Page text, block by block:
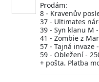
Prodám:
8 - Kravenův
37 - Ultimates
39 - Syn klanu M
41 - Zombie z
57 - Tajná invaze
59 - Obležení -
+ pošta. Platba